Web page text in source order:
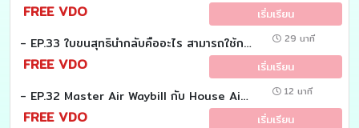
FREE VDO เริ่มเรียน
- EP.33 ใบขนสุทธินำกลับคืออะไร สามารถใช้กรณีไหนได้บ้างและมีขั้นตอนการดำเนินการอย่างไร (Customs EZ (Eazy) 29 นาที
FREE VDO เริ่มเรียน
- EP.32 Master Air Waybill กับ House Air Waybill ต่างกันอย่างไร (Customs EZ (Easy)) 12 นาที
FREE VDO เริ่มเรียน